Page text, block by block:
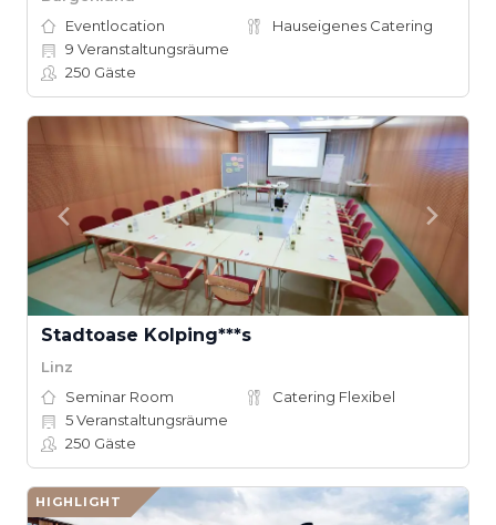
Eventlocation
Hauseigenes Catering
9 Veranstaltungsräume
250 Gäste
Stadtoase Kolping***s
Linz
Seminar Room
Catering Flexibel
5Veranstaltungsräume
250 Gäste
HIGHLIGHT